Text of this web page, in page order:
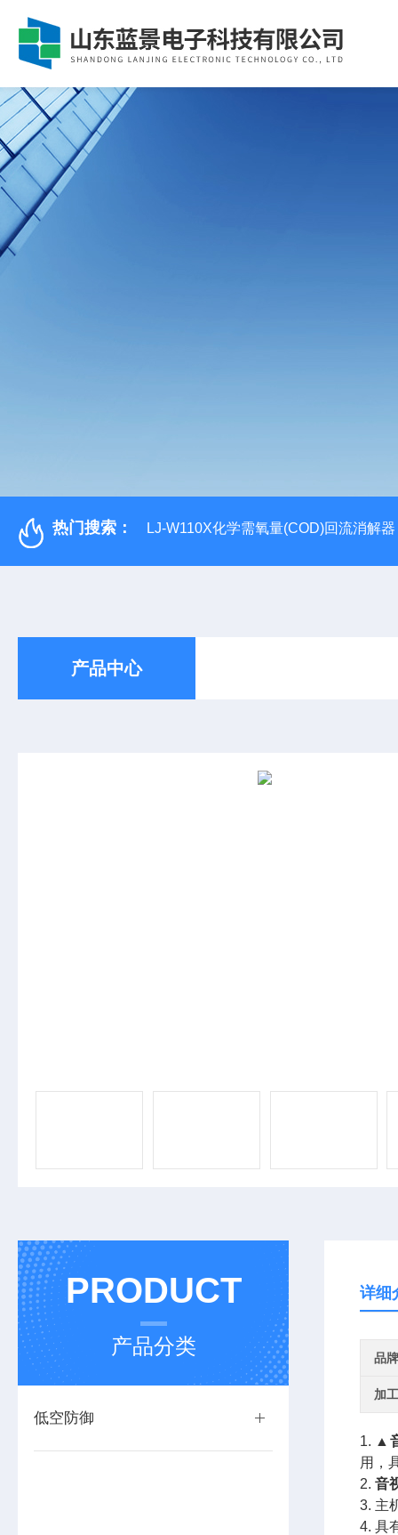
热门搜索： LJ-W110X化学需氧量(COD)回流消解器
产品中心
PRODUCT
产品分类
低空防御
详细
品牌
加
1. ▲
用，
2. 音
3. 主
4. 具